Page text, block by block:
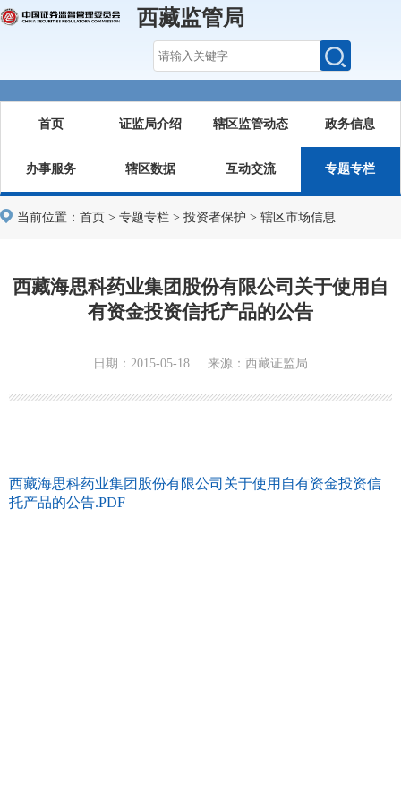
西藏监管局
首页 证监局介绍 辖区监管动态 政务信息
办事服务 辖区数据 互动交流 专题专栏
当前位置： 首页 > 专题专栏 > 投资者保护 > 辖区市场信息
西藏海思科药业集团股份有限公司关于使用自
有资金投资信托产品的公告
日期：2015-05-18 来源：西藏证监局
西藏海思科药业集团股份有限公司关于使用自有资金投资信
托产品的公告.PDF